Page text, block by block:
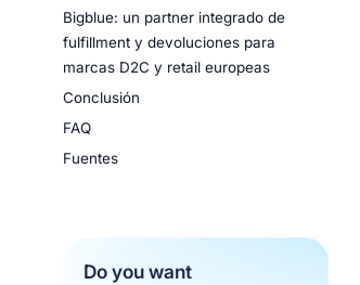
Bigblue: un partner integrado de
fulfillment y devoluciones para
marcas D2C y retail europeas
Conclusión
FAQ
Fuentes
Do you want